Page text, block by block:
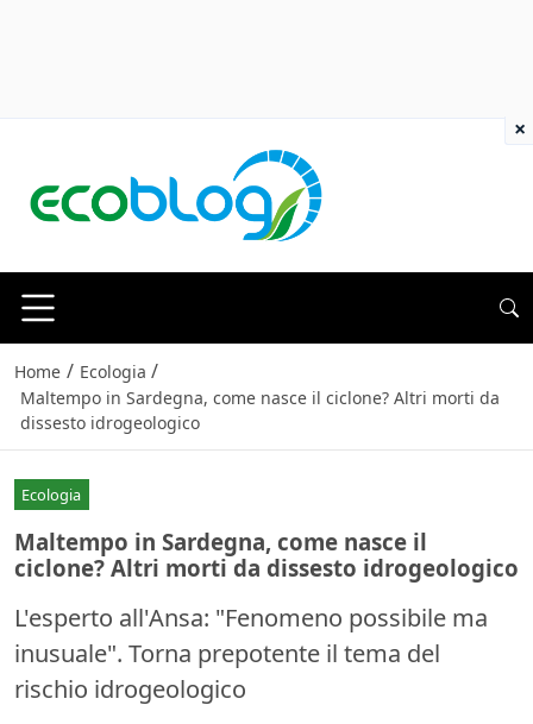
Home / Ecologia /
Maltempo in Sardegna, come nasce il ciclone? Altri morti da
dissesto idrogeologico
Ecologia
Maltempo in Sardegna, come nasce il
ciclone? Altri morti da dissesto idrogeologico
L'esperto all'Ansa: "Fenomeno possibile ma
inusuale". Torna prepotente il tema del
rischio idrogeologico
×